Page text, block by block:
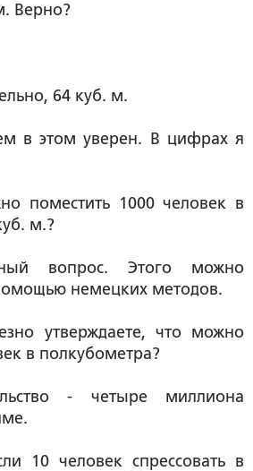
Верно?
64 куб. м.
в этом уверен. В цифрах я
поместить 1000 человек в
м.?
вопрос. Этого можно
немецких методов.
утверждаете, что можно
в полкубометра?
- четыре миллиона
10 человек спрессовать в